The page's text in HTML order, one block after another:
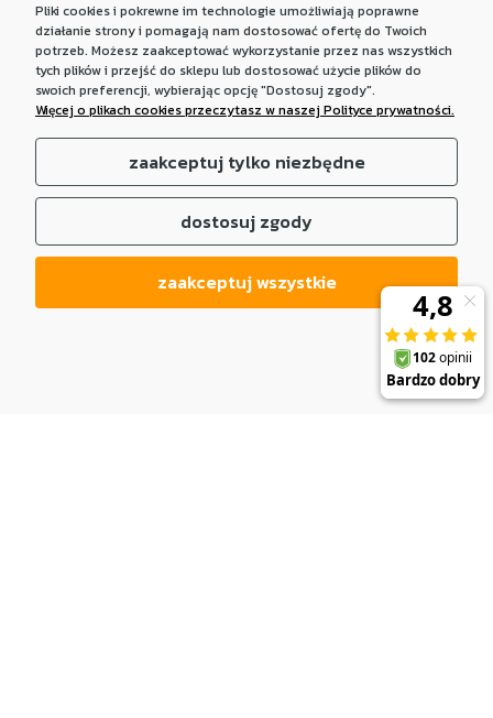
Pliki cookies i pokrewne im technologie umożliwiają poprawne
działanie strony i pomagają nam dostosować ofertę do Twoich
potrzeb. Możesz zaakceptować wykorzystanie przez nas wszystkich
tych plików i przejść do sklepu lub dostosować użycie plików do
swoich preferencji, wybierając opcję "Dostosuj zgody".
Więcej o plikach cookies przeczytasz w naszej Polityce prywatności.
zaakceptuj tylko niezbędne
dostosuj zgody
zaakceptuj wszystkie